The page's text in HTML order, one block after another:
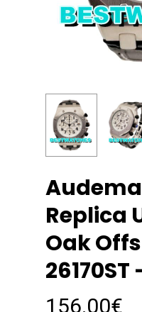
Replica
Oak
26170ST
156.00€